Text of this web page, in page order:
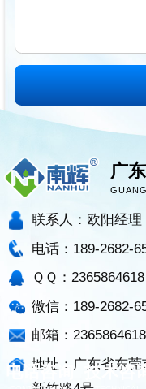
广
联系人：欧阳经理
电话：189-2682-
ＱＱ：2365864618
微信：189-2682-
邮箱：
地址：广东省东莞
电话咨询 技术咨